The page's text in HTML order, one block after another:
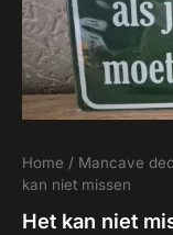
Home / Mancave
kan niet missen
Het kan niet